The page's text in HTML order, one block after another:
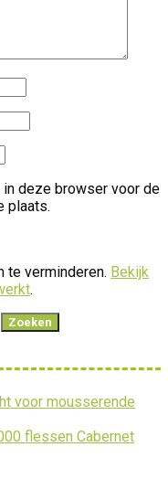
in deze browser voor de
plaats.
te verminderen. Bekijk
.
voor mousserende
flessen Cabernet